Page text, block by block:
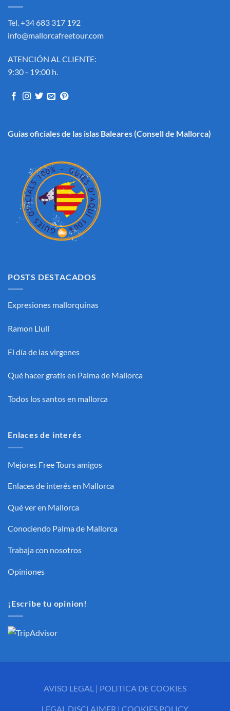
Tel. +34 683 317 192
info@mallorcafreetour.com
ATENCIÓN AL CLIENTE:
9:30 - 19:00 h.
Guias oficiales de las islas Baleares(Consell de Mallorca)
POSTS DESTACADOS
Expresiones mallorquinas
Ramon Llull
El día de las virgenes
Qué hacer gratis en Palma de Mallorca
Todos los santos en mallorca
Enlaces de interés
Mejores Free Tours amigos
Enlaces de interés en Mallorca
Qué ver en Mallorca
Conociendo Palma de Mallorca
Trabaja con nosotros
Opiniones
¡Escribe tu opinion!
AVISO LEGAL | POLITICA DE COOKIES
LEGAL DISCLAIMER | COOKIES POLICY